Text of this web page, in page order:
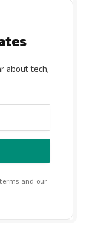
about tech,
and our